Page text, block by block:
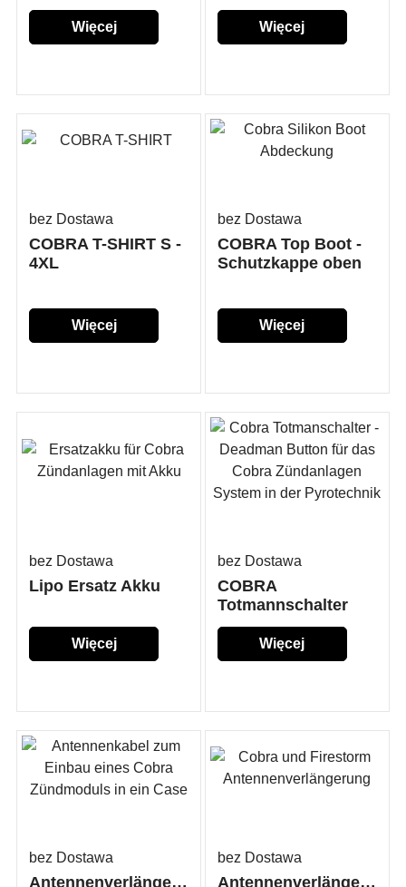
Więcej Więcej
bez Dostawa
COBRA T-SHIRT S -
4XL
Więcej
bez Dostawa
COBRA Top Boot -
Schutzkappe oben
Więcej
bez Dostawa
Lipo Ersatz Akku
Więcej
bez Dostawa
COBRA
Totmannschalter
Więcej
bez Dostawa
Antennenverlängerung
bez Dostawa
Antennenverlängerung